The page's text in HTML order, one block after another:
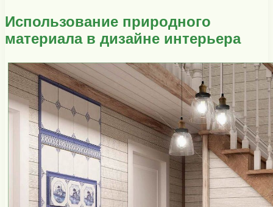
Использование природного
материала в дизайне интерьера